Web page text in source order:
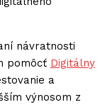
návratnosti
pomôcť Digitálny
a
výnosom z